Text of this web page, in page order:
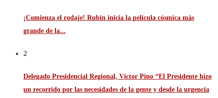
¡Comienza el rodaje! Rubin inicia la película cósmica más
grande de la...
2
Delegado Presidencial Regional, Víctor Pino “El Presidente hizo
un recorrido por las necesidades de la gente y desde la urgencia